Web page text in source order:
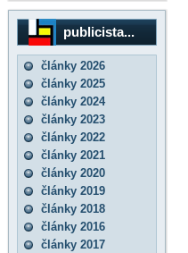
publicista...
články 2026
články 2025
články 2024
články 2023
články 2022
články 2021
články 2020
články 2019
články 2018
články 2016
články 2017